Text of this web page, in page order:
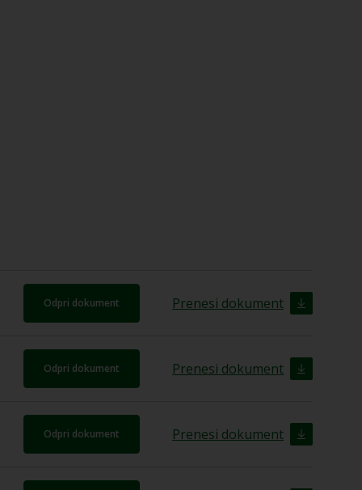
Odpri dokument Prenesi dokument
Odpri dokument Prenesi dokument
Odpri dokument Prenesi dokument